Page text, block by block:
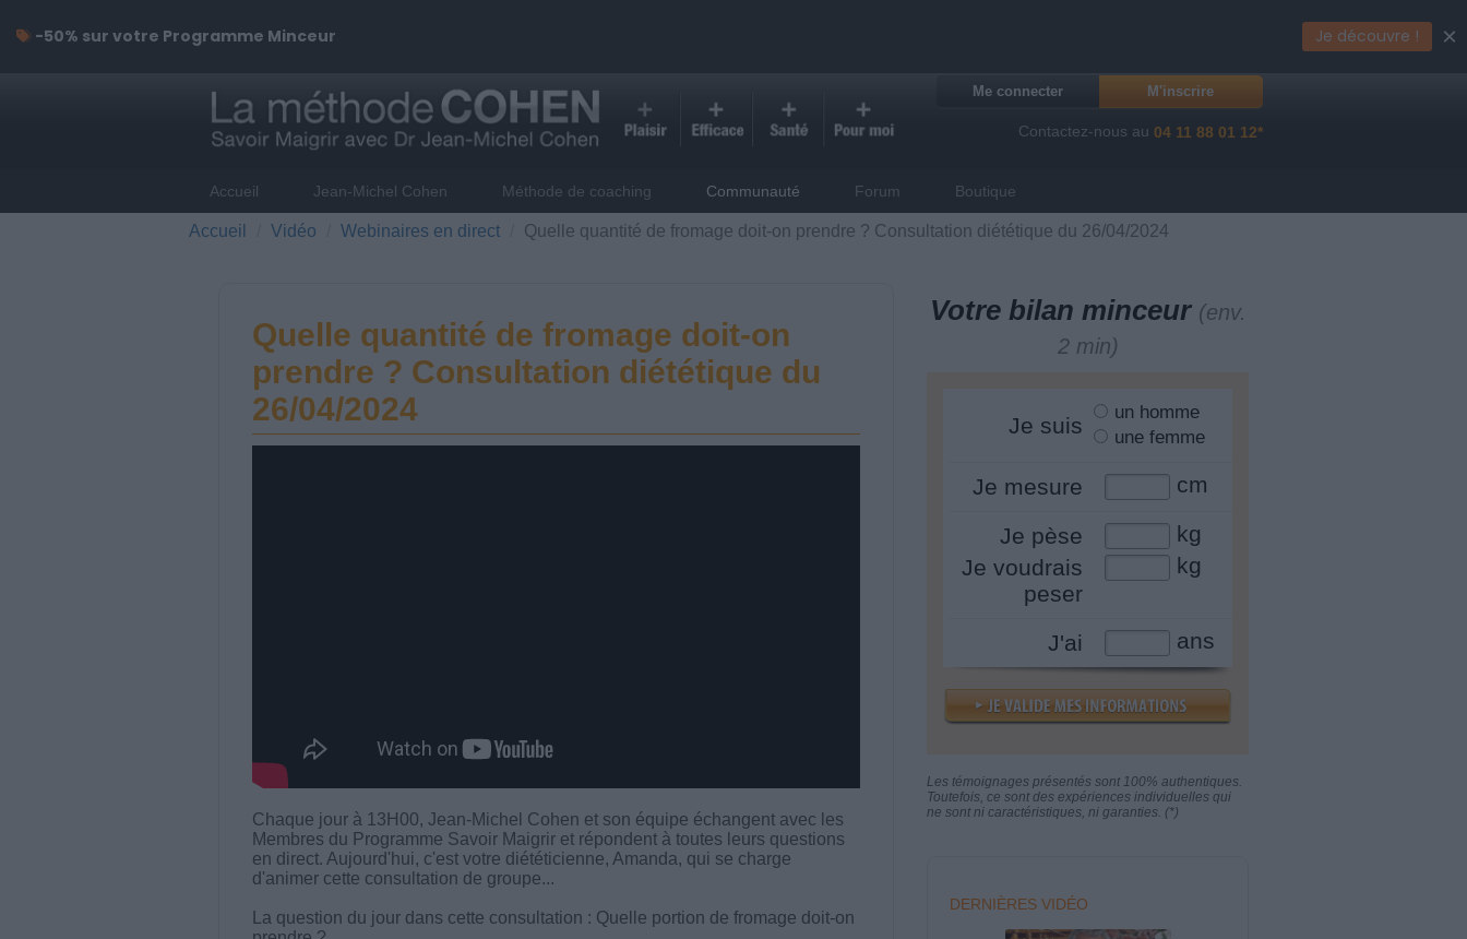
Me connecter M'inscrire
Contactez-nous au 04 11 88 01 12*
Accueil Jean-Michel Cohen Méthode de coaching Communauté Forum Boutique
Accueil Vidéo Webinaires en direct Quelle quantité de fromage doit-on prendre ? Consultation diététique du 26/04/2024
Quelle quantité de fromage doit-on
prendre ? Consultation diététique du
26/04/2024
Chaque jour à 13H00, Jean-Michel Cohen et son équipe échangent avec les
Membres du Programme Savoir Maigrir et répondent à toutes leurs questions
en direct. Aujourd'hui, c'est votre diététicienne, Amanda, qui se charge
d'animer cette consultation de groupe...
La question du jour dans cette consultation : Quelle portion de fromage doit-on
Votre bilan minceur (env.
2 min)
Je suis
un homme
une femme
Je mesure cm
Je pèse
kg
Je voudrais
peser
kg
J'ai ans
Les témoignages présentés sont 100% authentiques.
Toutefois, ce sont des expériences individuelles qui
ne sont ni caractéristiques, ni garanties. (*)
DERNIÈRES VIDÉO
-50% sur votre Programme Minceur Je découvre ! ×